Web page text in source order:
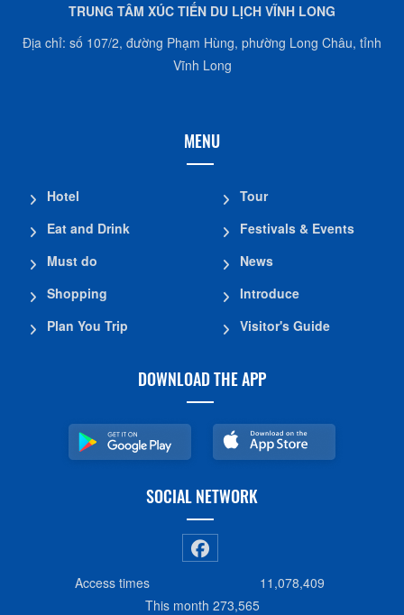
TRUNG TÂM XÚC TIẾN DU LỊCH VĨNH LONG
Địa chỉ: số 107/2, đường Phạm Hùng, phường Long Châu, tỉnh
Vĩnh Long
MENU
Hotel
Eat and Drink
Must do
Shopping
Plan You Trip
Tour
Festivals & Events
News
Introduce
Visitor's Guide
DOWNLOAD THE APP
SOCIAL NETWORK
Access times
11,078,409
This month 273,565